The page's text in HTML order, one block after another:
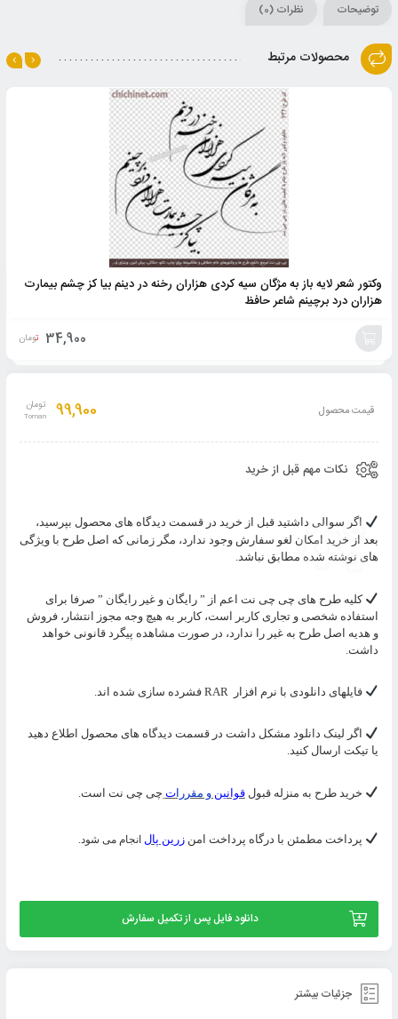
توضیحات نظرات (0)
محصولات مرتبط
وکتور شعر لایه باز به مژگان سیه کردی هزاران رخنه در دینم بیا کز چشم بیمارت
هزاران درد برچینم شاعر حافظ
34,900 تومان
به
قیمت محصول 99,900 تومان
نکات مهم قبل از خرید
اگر سوالی داشتید قبل از خرید در قسمت دیدگاه های محصول بپرسید،
بعد از خرید امکان لغو سفارش وجود ندارد، مگر زمانی که اصل طرح با ویژگی
های نوشته شده مطابق نباشد.
کلیه طرح های چی چی نت اعم از ” رایگان و غیر رایگان ” صرفا برای
استفاده شخصی و تجاری کاربر است، کاربر به هیچ وجه مجوز انتشار، فروش
و هدیه اصل طرح به غیر را ندارد، در صورت مشاهده پیگرد قانونی خواهد
داشت.
فایلهای دانلودی با نرم افزار RARفشرده سازی شده اند.
اگر لینک دانلود مشکل داشت در قسمت دیدگاه های محصول اطلاع دهید
یا تیکت ارسال کنید.
خرید طرح به منزله قبول قوانینو مقررات چی چی نت است.
پرداخت مطمئن با درگاه پرداخت امن زرین پال انجام می شود.
دانلود فایل پس از تکمیل سفارش
جزئیات بیشتر